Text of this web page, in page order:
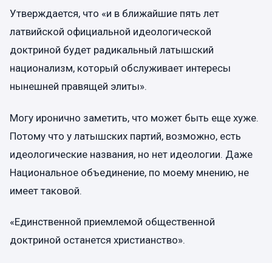
Утверждается, что «и в ближайшие пять лет
латвийской официальной идеологической
доктриной будет радикальный латышский
национализм, который обслуживает интересы
нынешней правящей элиты».
Могу иронично заметить, что может быть еще хуже.
Потому что у латышских партий, возможно, есть
идеологические названия, но нет идеологии. Даже
Национальное объединение, по моему мнению, не
имеет таковой.
«Единственной приемлемой общественной
доктриной останется христианство».